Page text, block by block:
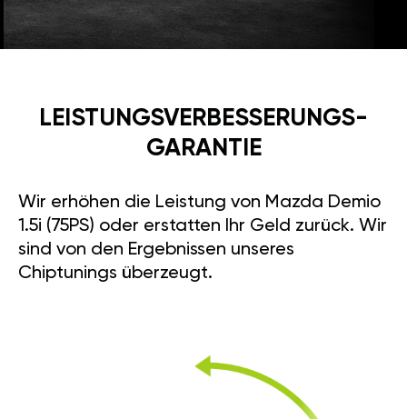
LEISTUNGSVERBESSE­RUNGS­
GARANTIE
Wir erhöhen die Leistung von Mazda Demio
1.5i (75PS) oder erstatten Ihr Geld zurück. Wir
sind von den Ergebnissen unseres
Chiptunings überzeugt.